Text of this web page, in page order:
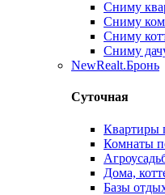
Сниму
Сниму
Сниму
Сниму
NewRealt.Бронь
Суточная
Квартиры
Комнаты
Дома,
Базы